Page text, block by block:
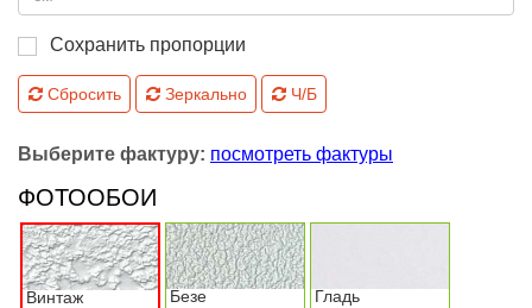
Сохранить пропорции
Сбросить Зеркально Ч/Б
Выберите фактуру: посмотреть фактуры
ФОТООБОИ
Винтаж Безе Гладь